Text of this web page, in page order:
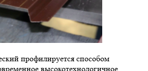
профилируется способом
высокотехнологичное